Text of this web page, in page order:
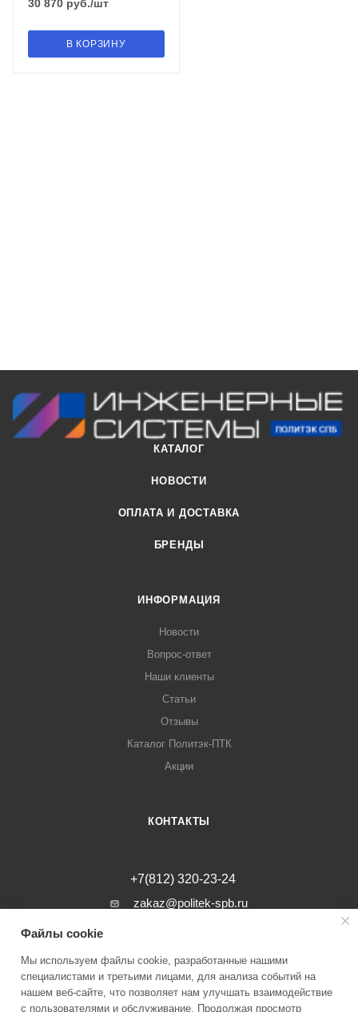
30 870 руб./шт
В КОРЗИНУ
КАТАЛОГ
НОВОСТИ
ОПЛАТА И ДОСТАВКА
БРЕНДЫ
ИНФОРМАЦИЯ
Новости
Вопрос-ответ
Наши клиенты
Статьи
Отзывы
Каталог Политэк-ПТК
Акции
КОНТАКТЫ
+7(812) 320-23-24
zakaz@politek-spb.ru
г. Санкт-Петербург, Минеральная ул, д.
Файлы cookie
Мы используем файлы cookie, разработанные нашими
специалистами и третьими лицами, для анализа событий на
нашем веб-сайте, что позволяет нам улучшать взаимодействие
с пользователями и обслуживание. Продолжая просмотр